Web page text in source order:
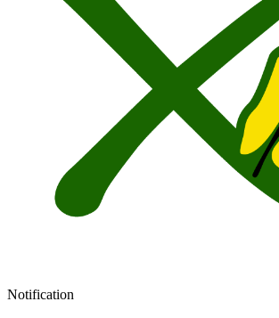
Notification